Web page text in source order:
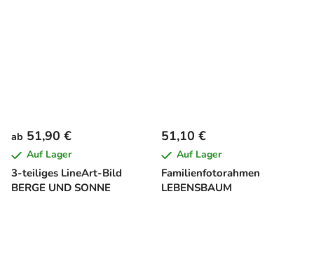
3-teiliges LineArt-Bild
BERGE UND SONNE
ab 51,90 €
Auf Lager
Familienfotorahmen
LEBENSBAUM
51,10 €
Auf Lager